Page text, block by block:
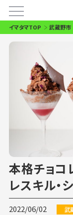
イマタマTOP 武蔵野市
本格チョコ
レスキル・
2022/06/02 武